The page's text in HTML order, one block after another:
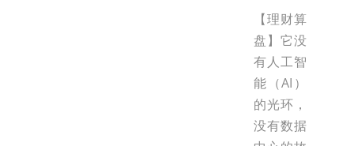
【理财算
盘】它没
有人工智
能（AI）
的光环，
没有数据